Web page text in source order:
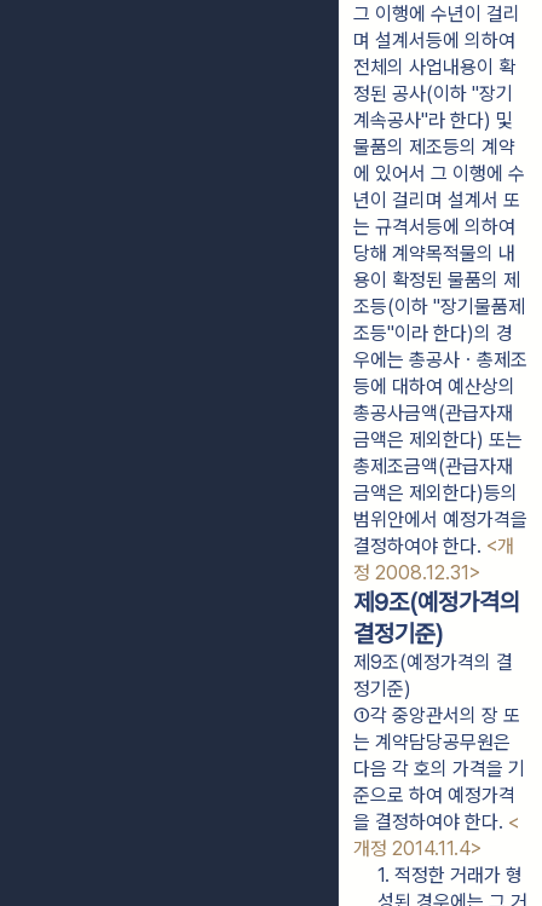
그 이행에 수년이 걸리
며 설계서등에 의하여
전체의 사업내용이 확
정된 공사(이하 "장기
계속공사"라 한다) 및
물품의 제조등의 계약
에 있어서 그 이행에 수
년이 걸리며 설계서 또
는 규격서등에 의하여
당해 계약목적물의 내
용이 확정된 물품의 제
조등(이하 "장기물품제
조등"이라 한다)의 경
우에는 총공사ㆍ총제조
등에 대하여 예산상의
총공사금액(관급자재
금액은 제외한다) 또는
총제조금액(관급자재
금액은 제외한다)등의
범위안에서 예정가격을
결정하여야 한다. <개
정 2008.12.31>
제9조(예정가격의
결정기준)
제9조(예정가격의 결
정기준)
①각 중앙관서의 장 또
는 계약담당공무원은
다음 각 호의 가격을 기
준으로 하여 예정가격
을 결정하여야 한다. <
개정 2014.11.4>
1. 적정한 거래가 형